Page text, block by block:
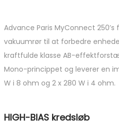
Advance Paris MyConnect
vakuumrør til at forbedre
kraftfulde klasse AB-
Mono-princippet og leverer en
W i 8 ohm og 2 x 280 W i 4 ohm.
HIGH-BIAS kredsløb